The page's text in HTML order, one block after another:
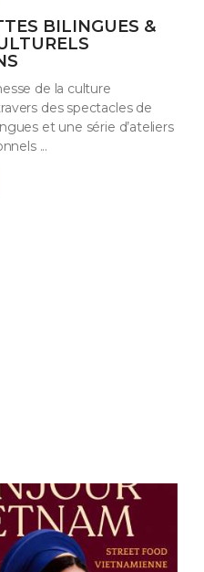
BILINGUES &
de la culture
des spectacles de
et une série d’ateliers
...